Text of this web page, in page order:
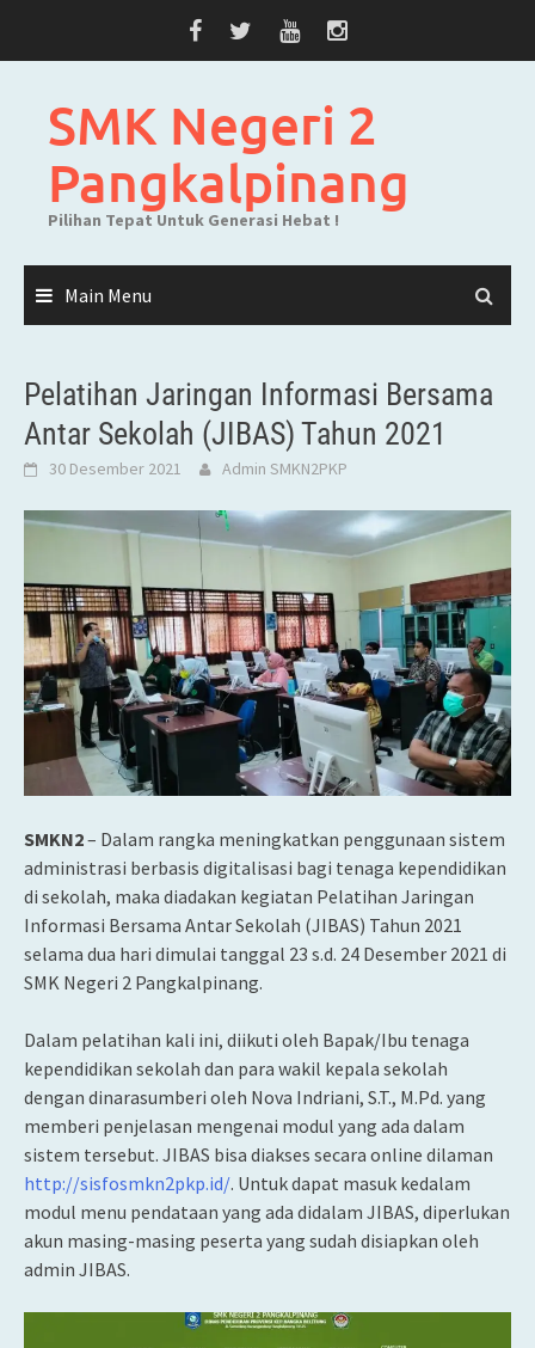
SMK Negeri 2
Pangkalpinang
Pilihan Tepat Untuk Generasi Hebat !
Main Menu
Pelatihan Jaringan Informasi Bersama
Antar Sekolah (JIBAS) Tahun 2021
30 Desember 2021 Admin SMKN2PKP
SMKN2– Dalam rangka meningkatkan penggunaan sistem
administrasi berbasis digitalisasi bagi tenaga kependidikan
di sekolah, maka diadakan kegiatan Pelatihan Jaringan
Informasi Bersama Antar Sekolah (JIBAS) Tahun 2021
selama dua hari dimulai tanggal 23 s.d. 24 Desember 2021 di
SMK Negeri 2 Pangkalpinang.
Dalam pelatihan kali ini, diikuti oleh Bapak/Ibu tenaga
kependidikan sekolah dan para wakil kepala sekolah
dengan dinarasumberi oleh Nova Indriani, S.T., M.Pd. yang
memberi penjelasan mengenai modul yang ada dalam
sistem tersebut. JIBAS bisa diakses secara online dilaman
http://sisfosmkn2pkp.id/. Untuk dapat masuk kedalam
modul menu pendataan yang ada didalam JIBAS, diperlukan
akun masing-masing peserta yang sudah disiapkan oleh
admin JIBAS.